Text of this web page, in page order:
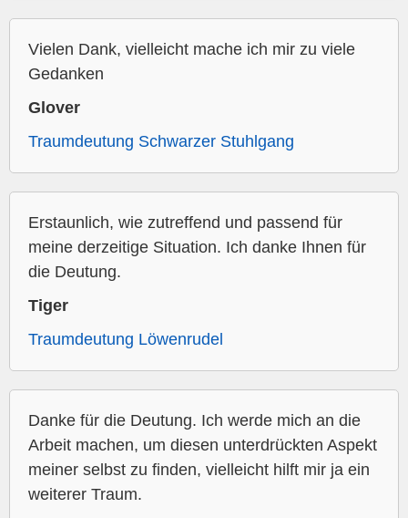
Vielen Dank, vielleicht mache ich mir zu viele
Gedanken
Glover
Traumdeutung Schwarzer Stuhlgang
Erstaunlich, wie zutreffend und passend für
meine derzeitige Situation. Ich danke Ihnen für
die Deutung.
Tiger
Traumdeutung Löwenrudel
Danke für die Deutung. Ich werde mich an die
Arbeit machen, um diesen unterdrückten Aspekt
meiner selbst zu finden, vielleicht hilft mir ja ein
weiterer Traum.